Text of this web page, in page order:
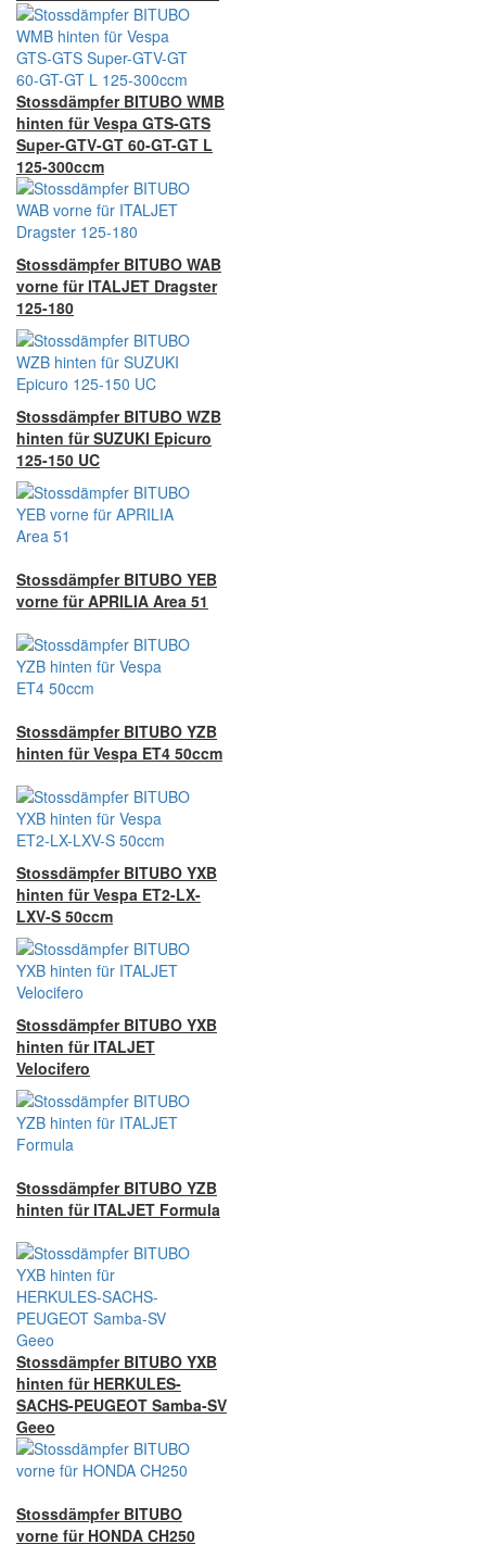
Stossdämpfer BITUBO WMB
hinten für Vespa GTS-GTS
Super-GTV-GT 60-GT-GT L
125-300ccm
Stossdämpfer BITUBO WAB
vorne für ITALJET Dragster
125-180
Stossdämpfer BITUBO WZB
hinten für SUZUKI Epicuro
125-150 UC
Stossdämpfer BITUBO YEB
vorne für APRILIA Area 51
Stossdämpfer BITUBO YZB
hinten für Vespa ET4 50ccm
Stossdämpfer BITUBO YXB
hinten für Vespa ET2-LX-
LXV-S 50ccm
Stossdämpfer BITUBO YXB
hinten für ITALJET
Velocifero
Stossdämpfer BITUBO YZB
hinten für ITALJET Formula
Stossdämpfer BITUBO YXB
hinten für HERKULES-
SACHS-PEUGEOT Samba-SV
Geeo
Stossdämpfer BITUBO
vorne für HONDA CH250